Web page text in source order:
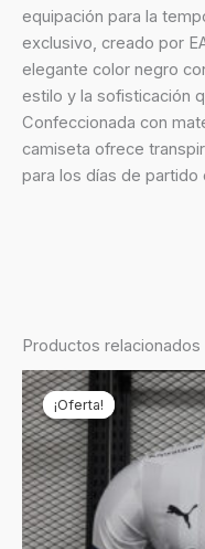
equipación para la
exclusivo, creado por
elegante color negro
estilo y la sofisticación
Confeccionada con
camiseta ofrece
para los días de partido
Productos relacionados
¡Oferta!
¡Oferta!
El
precio
original
era:
€69,90.
El
precio
actual
es:
€24,90.